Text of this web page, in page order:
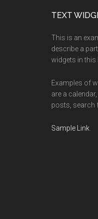
TEXT
This is an
describe a
widgets in this
Examples of
are a
posts, search
Sample Link